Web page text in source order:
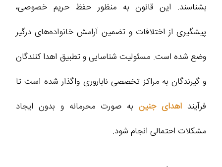
بشناسند. این قانون به منظور حفظ حریم خصوصی،
پیشگیری از اختلافات و تضمین آرامش خانواده‌های درگیر
وضع شده است. مسئولیت شناسایی و تطبیق اهدا کنندگان
و گیرندگان به مراکز تخصصی ناباروری واگذار شده است تا
فرآینداهدای جنین به صورت محرمانه و بدون ایجاد
مشکلات احتمالی انجام شود.